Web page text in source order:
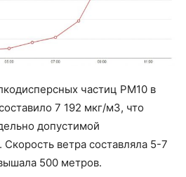
частиц РМ10 в
7 192 мкг/м3, что
допустимой
Скорость ветра составляла 5-7
500 метров.